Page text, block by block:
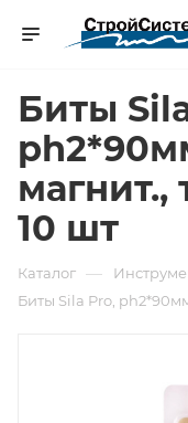
Биты
магнит.,
10 шт
Каталог —
Биты Sila Pro,